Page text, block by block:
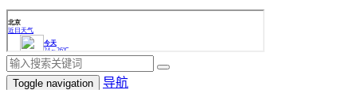
Toggle navigation 导航